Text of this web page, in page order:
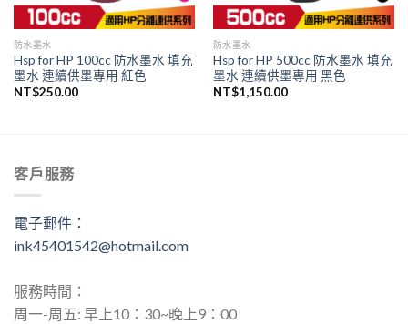
防水墨水
Hsp for HP 100cc 防水墨水 填充
墨水 連續供墨專用 紅色
NT$250.00
防水墨水
Hsp for HP 500cc 防水墨水 填充
墨水 連續供墨專用 黑色
NT$1,150.00
客戶服務
電子郵件：
ink45401542@hotmail.com
服務時間：
周一-周五: 早上10：30~晚上9：00